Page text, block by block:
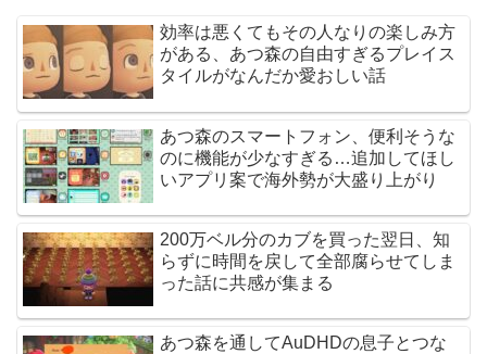
効率は悪くてもその人なりの楽しみ方
がある、あつ森の自由すぎるプレイス
タイルがなんだか愛おしい話
あつ森のスマートフォン、便利そうな
のに機能が少なすぎる…追加してほし
いアプリ案で海外勢が大盛り上がり
200万ベル分のカブを買った翌日、知
らずに時間を戻して全部腐らせてしま
った話に共感が集まる
あつ森を通してAuDHDの息子とつな